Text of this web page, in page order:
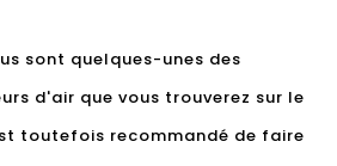
sont quelques-unes des
d'air que vous trouverez sur le
toutefois recommandé de faire